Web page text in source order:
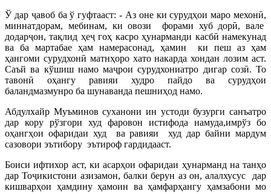
Ў дар ҷавоб ба ў гуфтааст: - Аз оне ки сурудҳои маро мехонӣ,
миннатдорам, мебинам, ки овози форами хуб дорӣ, вале
додарҷон, тақлид ҳеҷ гоҳ касро ҳунарманди касбӣ намекунад
ва ба мартабае ҳам намерасонад, ҳамин ки пеш аз ҳам
ҳангоми сурудхонӣ матнҳоро хато накарда хондан лозим аст.
Саъй ва кўшиш намо маҷрои сурудхониатро дигар созӣ. То
тавонӣ оҳангу равияи худро пайдо ва сурудҳои
баландмазмунро ба шунаванда пешниҳод намо.
Абдулхайр Муъминов суханони ин устоди бузурги санъатро
дар кору рўзгори худ фаровон истифода намуда,имрўз бо
оҳангҳои офаридаи худ ва равияи худ дар байни мардум
сазовори эътибору эътироф гардидааст.
Боиси ифтихор аст, ки асарҳои офаридаи ҳунарманд на танҳо
дар Тоҷикистони азизамон, балки берун аз он, алалхусус дар
кишварҳои ҳамдину ҳамоин ва ҳамфарҳангу ҳамзабони мо